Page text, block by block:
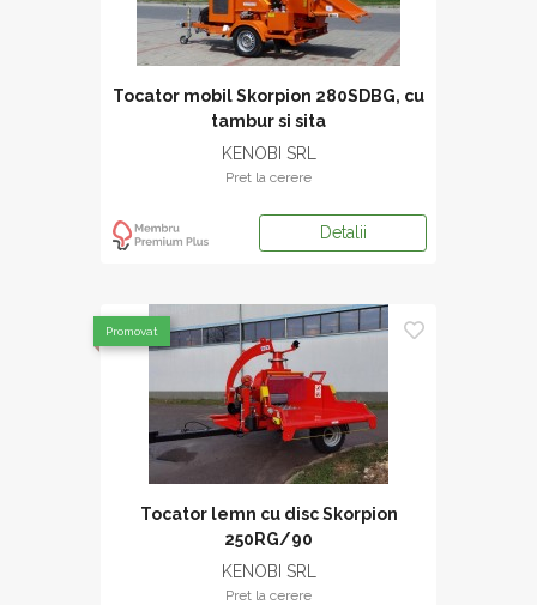
Tocator mobil Skorpion 280SDBG, cu
tambur si sita
KENOBI SRL
Pret la cerere
Detalii
Tocator lemn cu disc Skorpion
250RG/90
KENOBI SRL
Pret la cerere
Promovat